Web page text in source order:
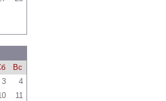
Вс
3
4
11